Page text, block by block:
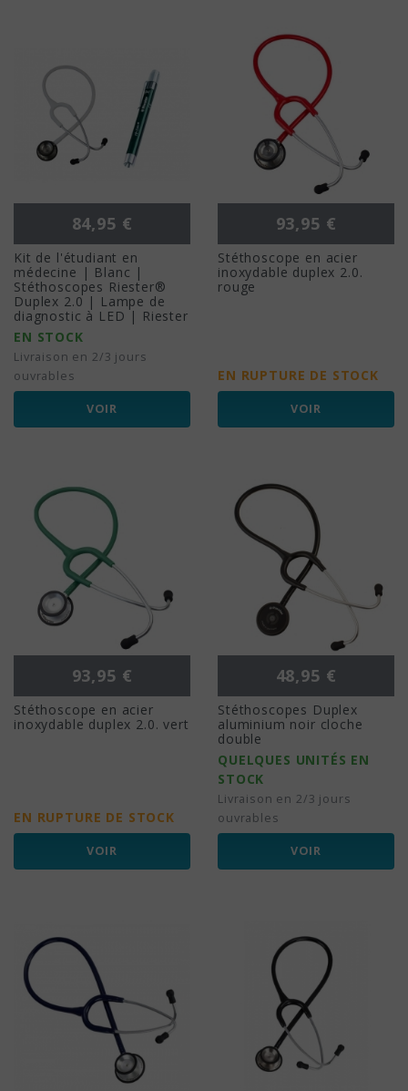
Prix
84,95 €
Kit de l'étudiant en
médecine | Blanc |
Stéthoscopes Riester®
Duplex 2.0 | Lampe de
diagnostic à LED | Riester
EN STOCK
Livraison en 2/3 jours
ouvrables
VOIR
Prix
93,95 €
Stéthoscope en acier
inoxydable duplex 2.0.
rouge
EN RUPTURE DE STOCK
VOIR
Prix
93,95 €
Stéthoscope en acier
inoxydable duplex 2.0. vert
EN RUPTURE DE STOCK
VOIR
Prix
48,95 €
Stéthoscopes Duplex
aluminium noir cloche
double
QUELQUES UNITÉS EN
STOCK
Livraison en 2/3 jours
ouvrables
VOIR